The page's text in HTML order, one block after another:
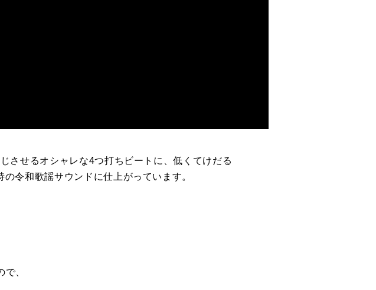
させるオシャレな4つ打ちビートに、低くてけだる
令和歌謡サウンドに仕上がっています。
、